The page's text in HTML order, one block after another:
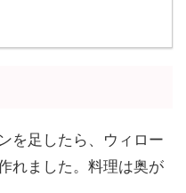
を足したら、ウィロー
れました。料理は奥が